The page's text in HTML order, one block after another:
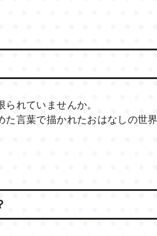
れていませんか。
言葉で描かれたおはなしの世